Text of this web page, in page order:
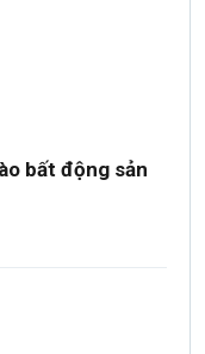
bất động sản